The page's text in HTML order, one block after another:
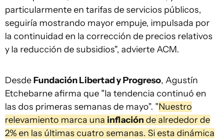
particularmente en tarifas de servicios públicos,
seguiría mostrando mayor empuje, impulsada por
la continuidad en la corrección de precios relativos
y la reducción de subsidios", advierte ACM.
Desde Fundación Libertad y Progreso, Agustín
Etchebarne afirma que "la tendencia continuó en
las dos primeras semanas de mayo". "Nuestro
relevamiento marca una inflaciónde alrededor de
2% en las últimas cuatro semanas. Si esta dinámica